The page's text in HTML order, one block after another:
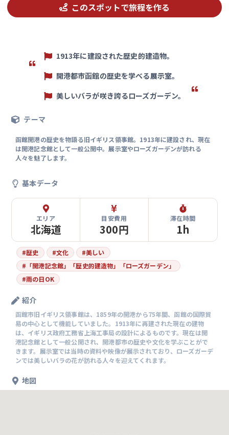
このスポットで旅程を作る
1913年に建設された歴史的建造物。
開港都市函館の歴史を学べる展示室。
美しいバラが咲き誇るローズガーデン。
テーマ
函館開港の歴史を物語る旧イギリス領事館。1913年に建設され、現在
は開港記念館として一般公開中。展示室やローズガーデンが訪れる
人々を魅了します。
基本データ
エリア
北海道
目安費用
300円
滞在時間
1h
#歴史 #文化 #美しい
# 「開港記念館」「歴史的建造物」「ローズガーデン」
#雨の日OK
紹介
函館市旧イギリス領事館は、1859年の開港から75年間、函館の国際貿
易の中心として機能していました。1913年に再建された現在の建物
は、イギリス政府工務省上海工事局の設計によるものです。現在は開
港記念館として一般公開され、開港都市の歴史や文化を学ぶことがで
きます。展示室では当時の資料や映像が展示されており、ローズガーデ
ンでは美しいバラの花が訪れる人々を迎えてくれます。
地図